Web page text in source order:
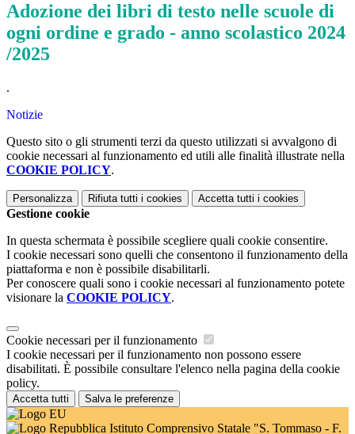
Adozione dei libri di testo nelle scuole di
ogni ordine e grado - anno scolastico 2024
/2025
.
Notizie
Questo sito o gli strumenti terzi da questo utilizzati si avvalgono di
cookie necessari al funzionamento ed utili alle finalità illustrate nella
COOKIE POLICY.
Personalizza Rifiuta tutti i cookies Accetta tutti i cookies
Gestione cookie
In questa schermata è possibile scegliere quali cookie consentire.
I cookie necessari sono quelli che consentono il funzionamento della
piattaforma e non è possibile disabilitarli.
Per conoscere quali sono i cookie necessari al funzionamento potete
visionare la COOKIE POLICY.
Cookie necessari per il funzionamento
I cookie necessari per il funzionamento non possono essere
disabilitati. È possibile consultare l'elenco nella pagina della cookie
policy.
Accetta tutti Salva le preferenze
Istituto Comprensivo Statale "S. Tommaso - F.